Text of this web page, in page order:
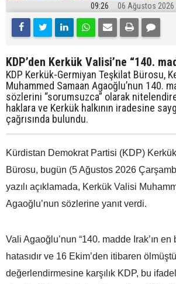
09:26 06 Ağustos 2026
KDP’den Kerkük Valisi’ne “140.
KDP Kerkük-Germiyan Teşkilat Bürosu,
Muhammed Samaan Agaoğlu’nun 140.
sözlerini “sorumsuzca” olarak
haklara ve Kerkük halkının iradesine
çağrısında bulundu.
Kürdistan Demokrat Partisi (KDP)
Bürosu, bugün (5 Ağustos 2026
yazılı açıklamada, Kerkük Valisi
Agaoğlu’nun sözlerine yanıt verdi.
Vali Agaoğlu’nun “140. madde Irak’ın
hatasıdır ve 16 Ekim’den itibaren
değerlendirmesine karşılık KDP, bu